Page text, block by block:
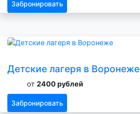
Забронировать
Детские лагеря в Воронеже
от 2400 рублей
Забронировать